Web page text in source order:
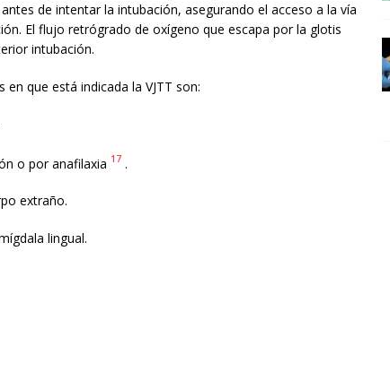
de intentar la intubación, asegurando el acceso a la vía
El flujo retrógrado de oxígeno que escapa por la glotis
intubación.
que está indicada la VJTT son:
o por anafilaxia 17 .
extraño.
lingual.